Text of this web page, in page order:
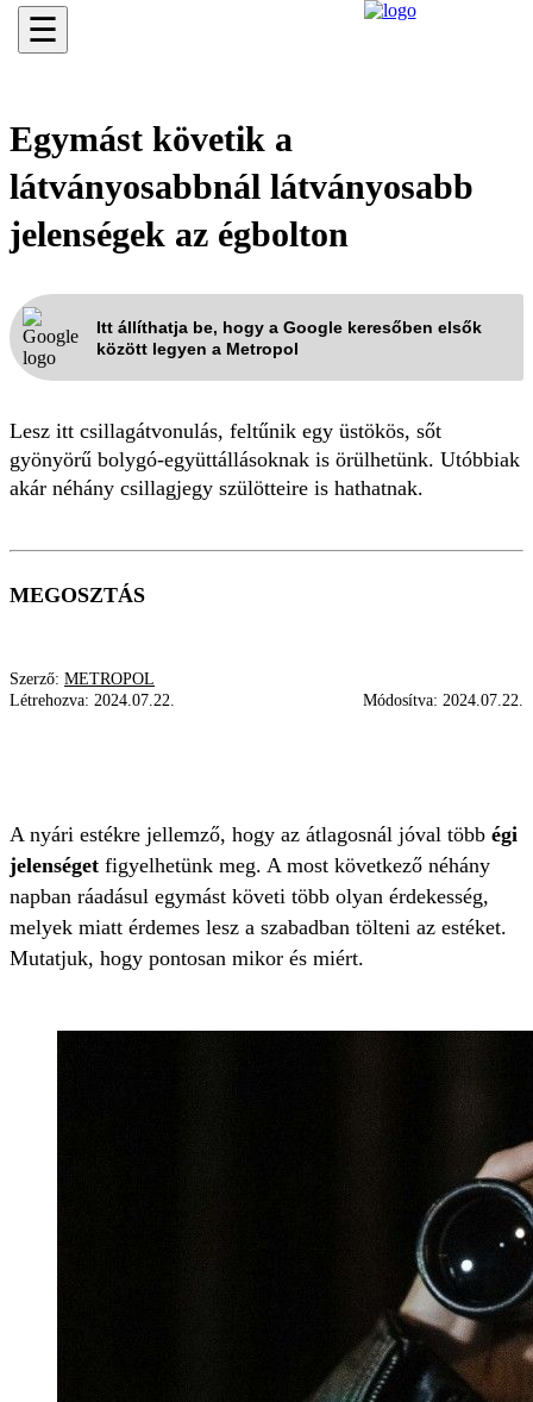
☰
Egymást követik a
látványosabbnál látványosabb
jelenségek az égbolton
Itt állíthatja be, hogy a Google keresőben elsők
között legyen a Metropol
Lesz itt csillagátvonulás, feltűnik egy üstökös, sőt
gyönyörű bolygó-együttállásoknak is örülhetünk. Utóbbiak
akár néhány csillagjegy szülötteire is hathatnak.
MEGOSZTÁS
Szerző: METROPOL
Létrehozva: 2024.07.22. Módosítva: 2024.07.22.
A nyári estékre jellemző, hogy az átlagosnál jóval több égi
jelenséget figyelhetünk meg. A most következő néhány
napban ráadásul egymást követi több olyan érdekesség,
melyek miatt érdemes lesz a szabadban tölteni az estéket.
Mutatjuk, hogy pontosan mikor és miért.